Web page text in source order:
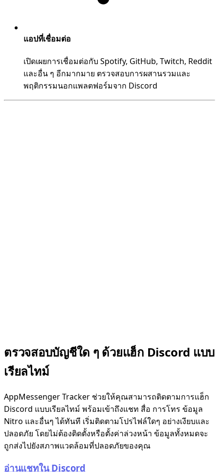
แอปที่เชื่อมต่อ
เปิดเผยการเชื่อมต่อกับ Spotify, GitHub, Twitch, Reddit
และอื่น ๆ อีกมากมาย ตรวจสอบการผสานรวมและ
พฤติกรรมนอกแพลตฟอร์มจาก Discord
ตรวจสอบบัญชีใด ๆ ด้วยแฮ็ก Discord แบบ
เรียลไทม์
AppMessenger Tracker ช่วยให้คุณสามารถติดตามการแฮ็ก
Discord แบบเรียลไทม์ พร้อมเข้าถึงแชท สื่อ การโทร ข้อมูล
Nitro และอื่นๆ ได้ทันที เริ่มติดตามโปรไฟล์ใดๆ อย่างเงียบและ
ปลอดภัย โดยไม่ต้องติดตั้งหรือตั้งค่าล่วงหน้า ข้อมูลทั้งหมดจะ
ถูกส่งไปยังสภาพแวดล้อมที่ปลอดภัยของคุณ
อ่านแชทใน Discord